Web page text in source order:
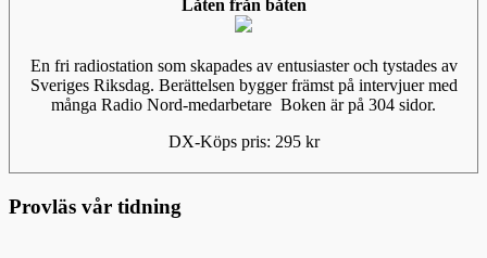
Låten från båten
En fri radiostation som skapades av entusiaster och tystades av
Sveriges Riksdag. Berättelsen bygger främst på intervjuer med
många Radio Nord-medarbetare Boken är på 304 sidor.
DX-Köps pris: 295 kr
Provläs vår tidning